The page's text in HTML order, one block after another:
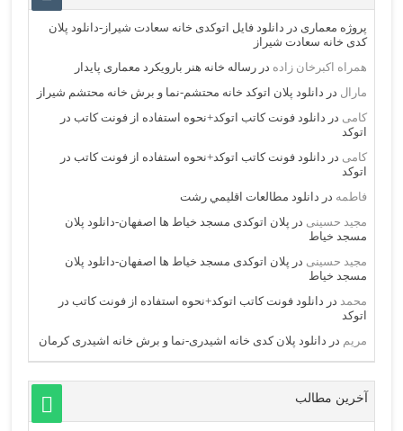
پروژه معماری در دانلود فایل اتوکدی خانه سعادت شیراز-دانلود پلان
کدی خانه سعادت شیراز
همراه اکبرخان زاده دررساله خانه هنر بارویکرد معماری پایدار
مارال در دانلود پلان اتوکد خانه محتشم-نما و برش خانه محتشم شیراز
کامی در دانلود فونت کاتب اتوکد+نحوه استفاده از فونت کاتب در
اتوکد
کامی در دانلود فونت کاتب اتوکد+نحوه استفاده از فونت کاتب در
اتوکد
فاطمه در دانلود مطالعات اقليمي رشت
مجید حسینی در پلان اتوکدی مسجد خیاط ها اصفهان-دانلود پلان
مسجد خیاط
مجید حسینی در پلان اتوکدی مسجد خیاط ها اصفهان-دانلود پلان
مسجد خیاط
محمد در دانلود فونت کاتب اتوکد+نحوه استفاده از فونت کاتب در
اتوکد
مریم در دانلود پلان کدی خانه اشیدری-نما و برش خانه اشیدری کرمان
آخرین مطالب